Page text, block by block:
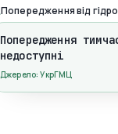
Попередження від
Попередження
недоступні
Джерело: УкрГМЦ